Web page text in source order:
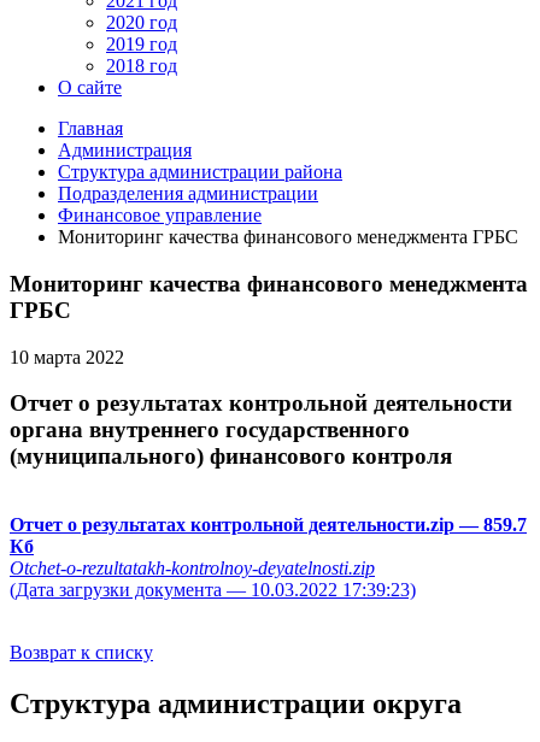
2020 год
2019 год
2018 год
О сайте
Главная
Администрация
Структура администрации района
Подразделения администрации
Финансовое управление
Мониторинг качества финансового менеджмента ГРБС
Мониторинг качества финансового менеджмента
ГРБС
10 марта 2022
Отчет о результатах контрольной деятельности
органа внутреннего государственного
(муниципального) финансового контроля
Отчет о результатах контрольной деятельности.zip— 859.7
Кб
Otchet-o-rezultatakh-kontrolnoy-deyatelnosti.zip
(Дата загрузки документа — 10.03.2022 17:39:23)
Возврат к списку
Структура администрации округа